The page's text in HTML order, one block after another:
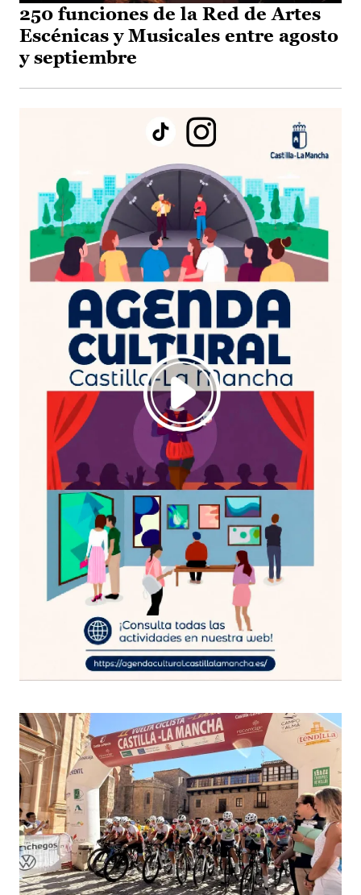
250 funciones de la Red de Artes
Escénicas y Musicales entre agosto
y septiembre